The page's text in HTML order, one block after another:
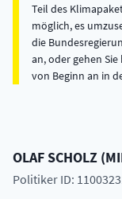
Teil des
möglich, es
die
an, oder gehen
von Beginn an in
OLAFSCHOLZ (
Politiker ID: